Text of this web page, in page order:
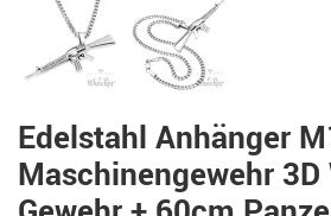
Edelstahl Anhänger
Maschinengewehr 3D